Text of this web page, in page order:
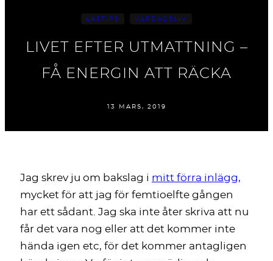
LÄSTIPS VARDAGSLIV
LIVET EFTER UTMATTNING –
FÅ ENERGIN ATT RÄCKA
13 MARS, 2019
Jag skrev ju om bakslag i mitt förra inlägg,
mycket för att jag för femtioelfte gången
har ett sådant. Jag ska inte åter skriva att nu
får det vara nog eller att det kommer inte
hända igen etc, för det kommer antagligen